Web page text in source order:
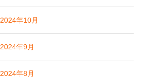
2024年10月
2024年9月
2024年8月